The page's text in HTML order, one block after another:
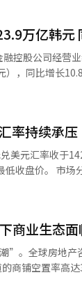
影响央行决定冻息的
韩亚、友利、
新增已达1.1218万
2月预测的1.5%
动以及家庭债
金融市场稳定。 经济专
行可能将在未
大选或将对央行的
委员会会议并
万亿韩元
控股公司经营
国共有10家金融集团，包括
融集团、农协
74.9%居首，
韩元；信贷公
同比增长16.5%
比上升0.18个
良贷款率略有上
率持续承压
美元汇率收于
要受全球“抛售美元”风
对美国经济衰退
是，韩元表现落后于其他主要
升值3.28%，
中国采取的反
最大贸易伙伴
商业生态面
”。全球房地
商铺空置率高
地段空置率亦